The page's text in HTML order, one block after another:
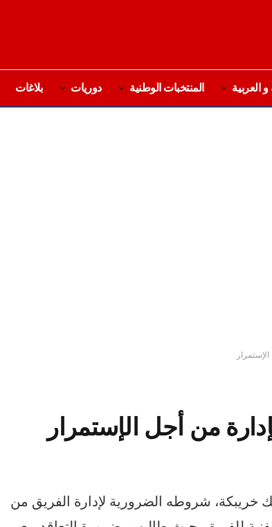
العربية المنتخبات الوطنية دوريات بلاغات
من أجل الإستمرار
خريبكة، شروطه الضرورية لإدارة الفريق من